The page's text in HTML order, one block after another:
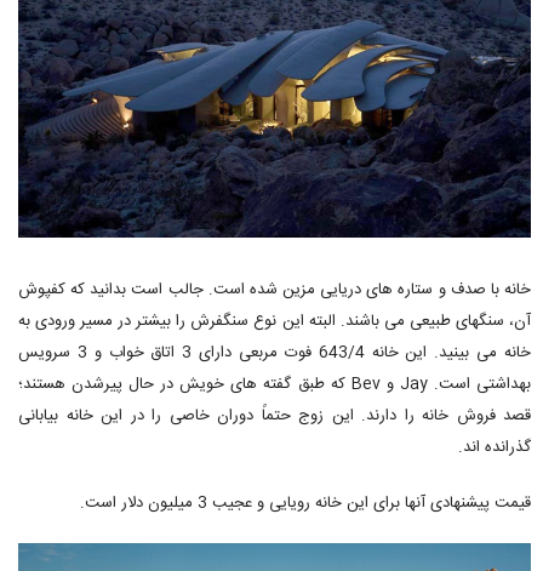
خانه با صدف و ستاره های دریایی مزین شده است. جالب است بدانید که کفپوش
آن، سنگهای طبیعی می باشند. البته این نوع سنگفرش را بیشتر در مسیر ورودی به
خانه می بینید. این خانه 643/4 فوت مربعی دارای 3 اتاق خواب و 3 سرویس
بهداشتی است. Jay و Bev که طبق گفته های خویش در حال پیرشدن هستند؛
قصد فروش خانه را دارند. این زوج حتماً دوران خاصی را در این خانه بیابانی
گذرانده اند.
قیمت پیشنهادی آنها برای این خانه رویایی و عجیب 3 میلیون دلار است.